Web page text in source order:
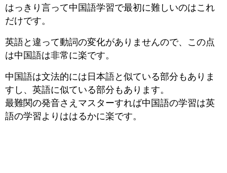
はっきり言って中国語学習で最初に難しいのはこれ
だけです。
英語と違って動詞の変化がありませんので、この点
は中国語は非常に楽です。
中国語は文法的には日本語と似ている部分もありま
すし、英語に似ている部分もあります。
最難関の発音さえマスターすれば中国語の学習は英
語の学習よりははるかに楽です。